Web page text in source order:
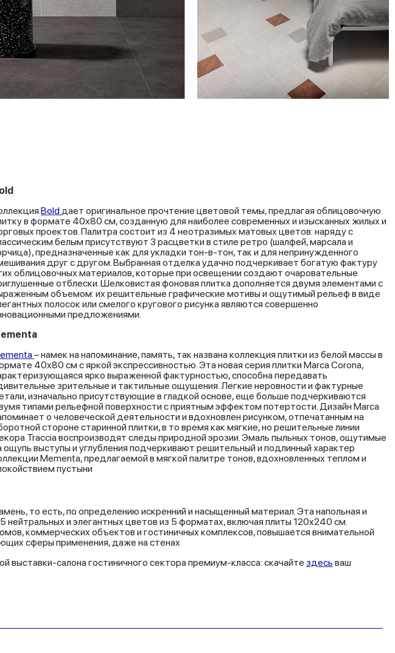
Bold дает оригинальное прочтение цветовой темы, предлагая облицовочную
в формате 40х80 см, созданную для наиболее современных и изысканных жилых и
проектов. Палитра состоит из 4 неотразимых матовых цветов: наряду с
белым присутствуют 3 расцветки в стиле ретро (шалфей, марсала и
предназначенные как для укладки тон-в-тон, так и для непринужденного
друг с другом. Выбранная отделка удачно подчеркивает богатую фактуру
облицовочных материалов, которые при освещении создают очаровательные
отблески. Шелковистая фоновая плитка дополняется двумя элементами с
объемом: их решительные графические мотивы и ощутимый рельеф в виде
полосок или смелого кругового рисунка являются совершенно
предложениями.
– намек на напоминание, память, так названа коллекция плитки из белой массы в
40x80 см с яркой экспрессивностью. Эта новая серия плитки Marca Corona,
ярко выраженной фактурностью, способна передавать
зрительные и тактильные ощущения. Легкие неровности и фактурные
изначально присутствующие в гладкой основе, еще больше подчеркиваются
типами рельефной поверхности с приятным эффектом потертости. Дизайн Marca
о человеческой деятельности и вдохновлен рисунком, отпечатанным на
стороне старинной плитки, в то время как мягкие, но решительные линии
Traccia воспроизводят следы природной эрозии. Эмаль пыльных тонов, ощутимые
ощупь выступы и углубления подчеркивают решительный и подлинный характер
Mementa, предлагаемой в мягкой палитре тонов, вдохновленных теплом и
пустыни
то есть, по определению искренний и насыщенный материал. Эта напольная и
и элегантных цветов из 5 форматах, включая плиты 120x240 см.
коммерческих объектов и гостиничных комплексов, повышается внимательной
сферы применения, даже на стенах
салона гостиничного сектора премиум-класса: скачайте здесь ваш